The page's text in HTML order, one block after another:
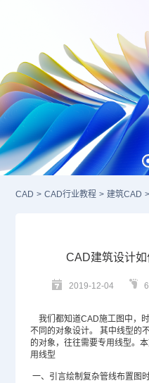
CAD > CAD行业教程 > 建筑CAD >
CAD建筑设计
2019-12-04
我们都知道CAD施工图中，
不同的对象设计。 其中线型的
的对象，往往需要专用线型。
用线型
一、引言绘制复杂管线布置图